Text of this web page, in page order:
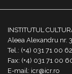
INSTITUTUL
Aleea Alexandru nr.
Tel.: (+4) 031 71 00
Fax: (+4) 031 71 00
E-mail: icr@icr.ro